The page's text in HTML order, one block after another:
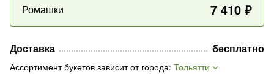
Ромашки 7 410 ₽
Доставка бесплатно
Ассортимент букетов зависит от города: Тольятти